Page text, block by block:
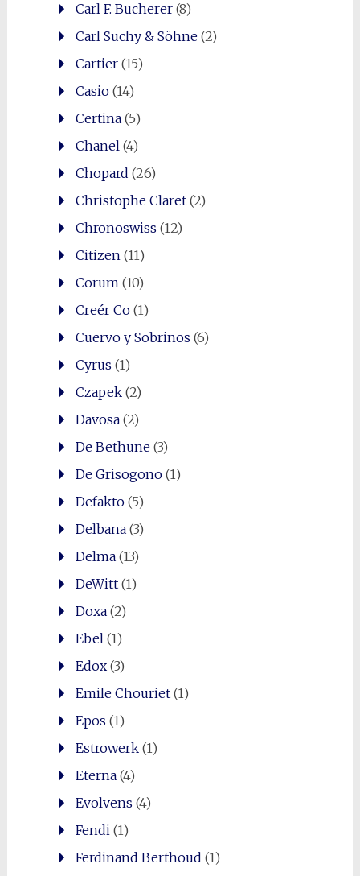
Carl F. Bucherer(8)
Carl Suchy & Söhne(2)
Cartier(15)
Casio(14)
Certina(5)
Chanel(4)
Chopard (26)
Christophe Claret(2)
Chronoswiss (12)
Citizen(11)
Corum(10)
Creér Co(1)
Cuervo y Sobrinos (6)
Cyrus (1)
Czapek(2)
Davosa(2)
De Bethune(3)
De Grisogono(1)
Defakto(5)
Delbana(3)
Delma(13)
DeWitt(1)
Doxa(2)
Ebel(1)
Edox(3)
Emile Chouriet(1)
Epos (1)
Estrowerk(1)
Eterna(4)
Evolvens (4)
Fendi(1)
Ferdinand Berthoud (1)